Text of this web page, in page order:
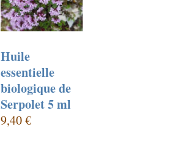
Huile
essentielle
biologique de
Serpolet 5 ml
9,40 €